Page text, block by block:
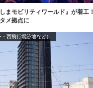
まモビリティワールド』が着工
メ拠点に
西飛行場跡地など）